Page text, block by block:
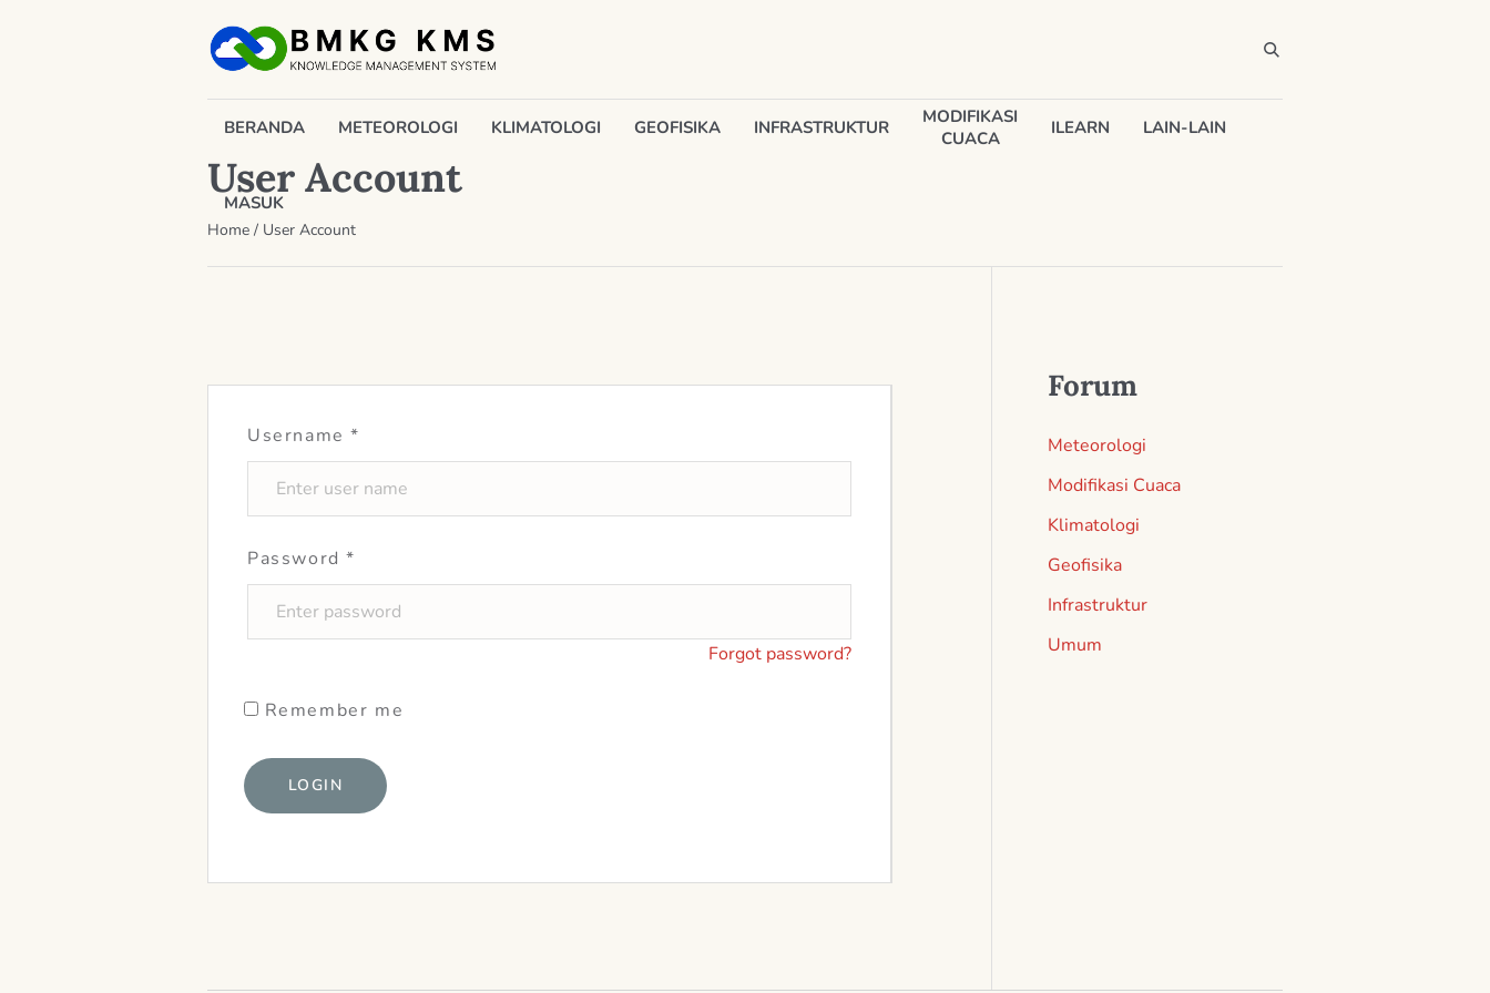
BERANDA METEOROLOGI KLIMATOLOGI GEOFISIKA INFRASTRUKTUR
MODIFIKASI
CUACA
ILEARN LAIN-LAIN
MASUK
User Account
Home / User Account
Username*
Password*
Forgot password?
Remember me
Forum
Meteorologi
Modifikasi Cuaca
Klimatologi
Geofisika
Infrastruktur
Umum